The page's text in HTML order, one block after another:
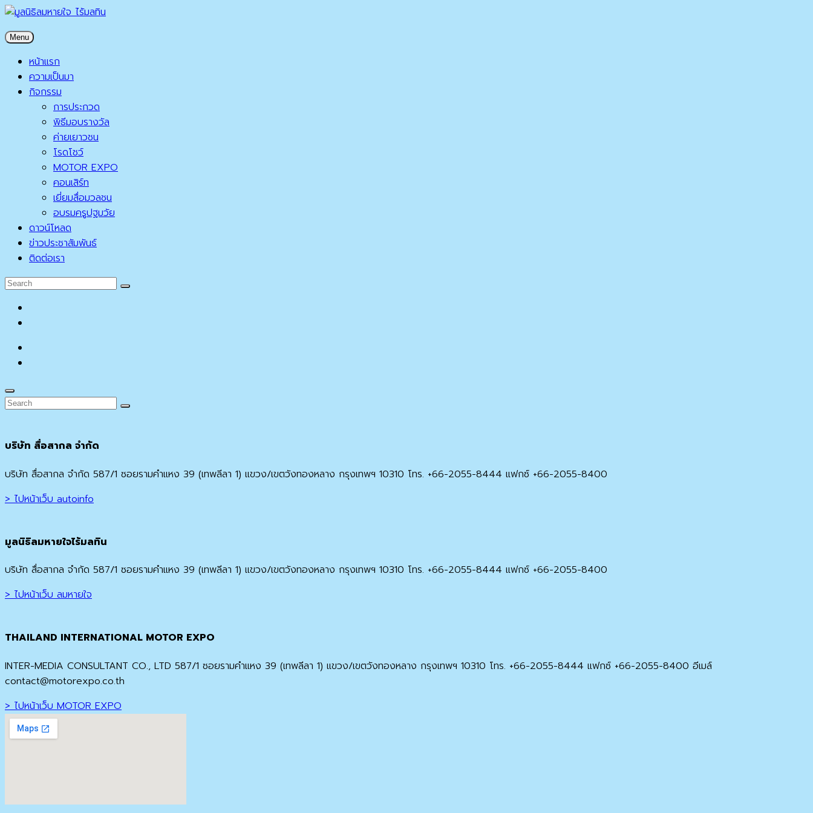
Skip
content
มูลนิธิลมหายใจ ไร้มลทิน
มูลนิธิลมหายใจ ไร้มลทิน
Menu
หน้าแรก
ความเป็นมา
กิจกรรม
การประกวด
พิธีมอบรางวัล
ค่ายเยาวชน
โรดโชว์
MOTOR EXPO
คอนเสิร์ท
เยี่ยมสื่อมวลชน
อบรมครูปฐมวัย
ดาวน์โหลด
ข่าวประชาสัมพันธ์
ติดต่อเรา
Search
Search
Search
Search
Search
บริษัท สื่อสากล จำกัด
บริษัท สื่อสากล จำกัด 587/1 ซอยรามคำแหง 39 (เทพลีลา 1) แขวง/เขตวังทองหลาง กรุงเทพฯ 10310 โทร. +66-2055-8444 แฟกซ์ +66-2055-8400
> ไปหน้าเว็บ autoinfo
มูลนิธิลมหายใจไร้มลทิน
บริษัท สื่อสากล จำกัด 587/1 ซอยรามคำแหง 39 (เทพลีลา 1) แขวง/เขตวังทองหลาง กรุงเทพฯ 10310 โทร. +66-2055-8444 แฟกซ์ +66-2055-8400
> ไปหน้าเว็บ ลมหายใจ
THAILAND INTERNATIONAL MOTOR EXPO
INTER-MEDIA CONSULTANT CO., LTD 587/1 ซอยรามคำแหง 39 (เทพลีลา 1) แขวง/เขตวังทองหลาง กรุงเทพฯ 10310 โทร. +66-2055-8444 แฟกซ์ +66-2055-8400 อีเมล์
contact@motorexpo.co.th
> ไปหน้าเว็บ MOTOR EXPO